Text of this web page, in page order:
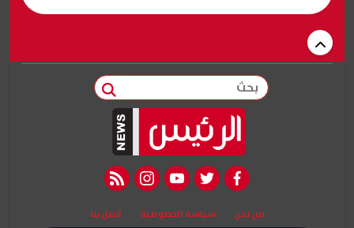
بحث
facebook
twitter
youtube
instagram
rss feed
من نحن سياسة الخصوصية اتصل بنا